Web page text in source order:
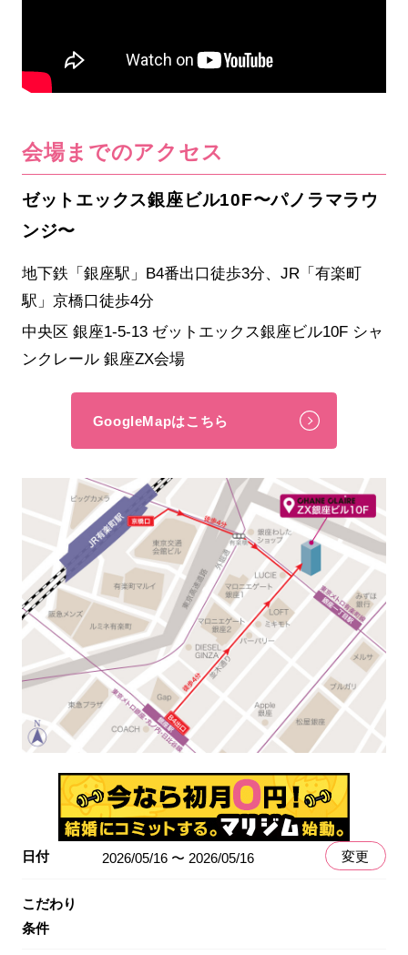
会場までのアクセス
ゼットエックス銀座ビル10F〜パノラマラウ
ンジ〜
地下鉄「銀座駅」B4番出口徒歩3分、JR「有楽町
駅」京橋口徒歩4分
中央区 銀座1-5-13 ゼットエックス銀座ビル10F シャ
ンクレール 銀座ZX会場
GoogleMapはこちら
日付 2026/05/16 〜 2026/05/16 変更
こだわり
条件